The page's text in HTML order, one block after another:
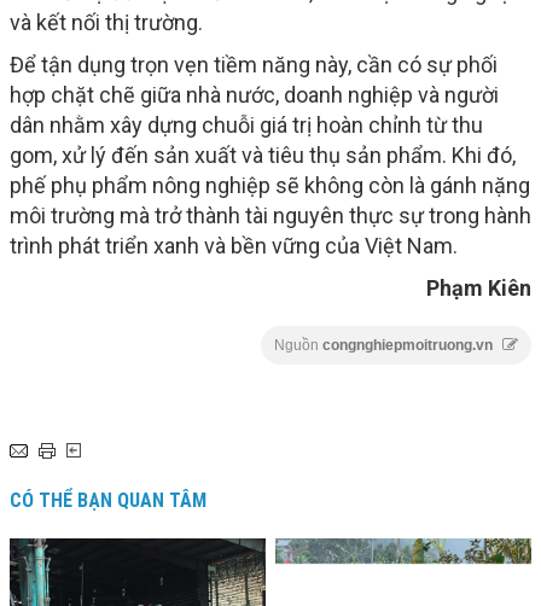
và kết nối thị trường.
Để tận dụng trọn vẹn tiềm năng này, cần có sự phối
hợp chặt chẽ giữa nhà nước, doanh nghiệp và người
dân nhằm xây dựng chuỗi giá trị hoàn chỉnh từ thu
gom, xử lý đến sản xuất và tiêu thụ sản phẩm. Khi đó,
phế phụ phẩm nông nghiệp sẽ không còn là gánh nặng
môi trường mà trở thành tài nguyên thực sự trong hành
trình phát triển xanh và bền vững của Việt Nam.
Phạm Kiên
Nguồn congnghiepmoitruong.vn
CÓ THỂ BẠN QUAN TÂM